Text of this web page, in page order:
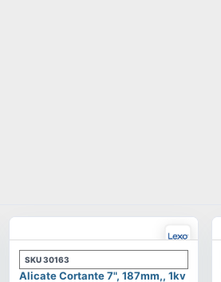
SKU30163
Alicate Cortante 7", 187mm,, 1kv